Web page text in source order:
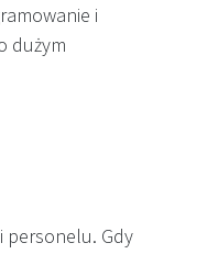
i
dużym
personelu. Gdy